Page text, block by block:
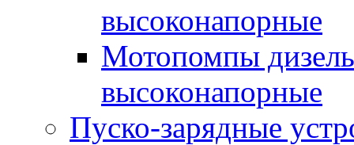
высоконапорные
Мотопомпы
высоконапорные
Пуско-зарядные